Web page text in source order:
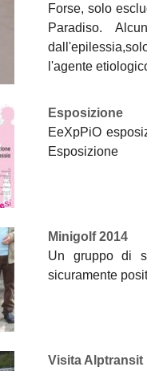
Forse, solo
Paradiso.
l'agente
Esposizione
EeXpPiO
Esposizione
Minigolf 2014
Un gruppo di
sicuramente
Visita Alptransit